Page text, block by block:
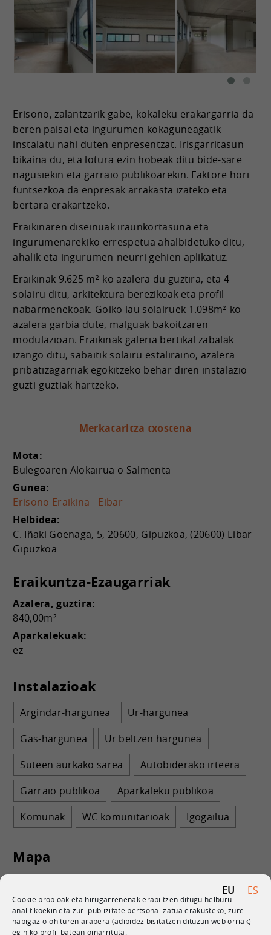
EU ES
Cookie propioak eta hirugarrenenak erabiltzen ditugu helburu
analitikoekin eta zuri publizitate pertsonalizatua erakusteko, zure
nabigazio-ohituren arabera (adibidez bisitatzen dituzun web orriak)
eginiko profil batean oinarrituta.
Erisono, zalantzarik gabe, kokaleku erakargarria da
beren paisai eta ingurumen kokaguneagatik
instalatu nahi duten enpresentzat. Irisgarritasun
bikaina du, eta lotura ezin hobeak ditu bide-sare
nagusiekin eta garraio publikoarekin. Faktore hori
funtsezkoa da enpresak arrakasta izateko eta
bertara erakartzeko.
Eraikinaren diseinuak iraunkortasuna eta
ingurumenarekiko errespetua ahalbidetuko ditu,
ahalik eta ingurumen-neurri gehien aplikatuz.
Eraikinak 9.625 m²-ko azalera du guztira, eta 4
solairu ditu, arkitektura berezikoak eta profil
nabarmenekoak. Goiko lau solairuek 1.098m²-ko
azalera garbia dute, malguak bakoitzaren
modulazioan. Eraikinak galeria bertikal zabalak
izango ditu, sabaitik solairu estaliraino, azalera
pribatizagarriak egokitzeko behar diren instalazio
guzti-guztiak hartzeko.
Merkataritza txostena
Mota:
Bulegoaren Alokairua o Salmenta
Gunea:
Erisono Eraikina - Eibar
Helbidea:
C. Iñaki Goenaga, 5, 20600, Gipuzkoa, (20600) Eibar -
Gipuzkoa
Eraikuntza-Ezaugarriak
Azalera, guztira:
840,00m²
Aparkalekuak:
ez
Instalazioak
Argindar-hargunea
Ur-hargunea
Gas-hargunea
Ur beltzen hargunea
Suteen aurkako sarea
Autobiderako irteera
Garraio publikoa
Aparkaleku publikoa
Komunak
WC komunitarioak Igogailua
Mapa